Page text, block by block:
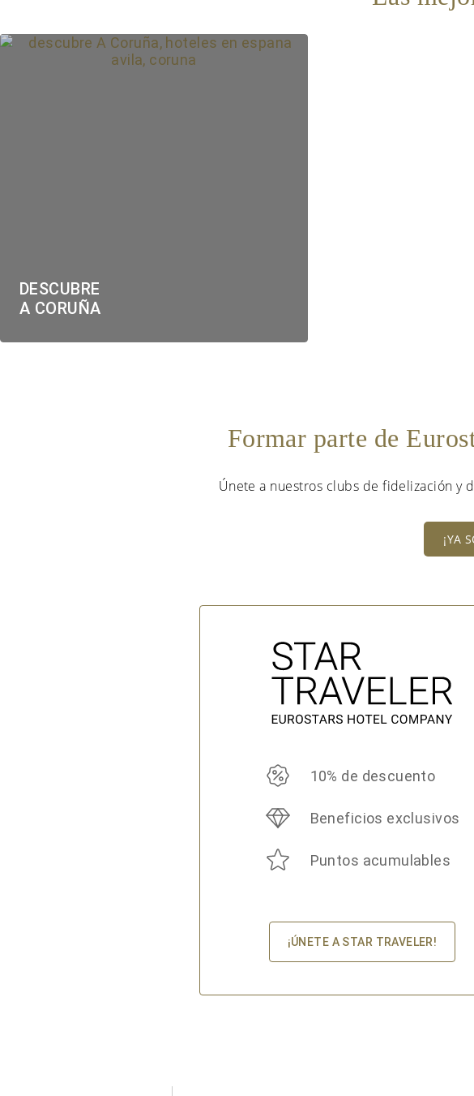
DESCUBRE
A CORUÑA
Formar parte de
Únete a nuestros clubs de fidelización y
¡YA
10% de descuento
Beneficios exclusivos
Puntos acumulables
¡ÚNETE A STAR TRAVELER!